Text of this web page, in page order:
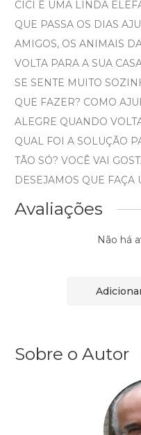
CICI É UMA LINDA
QUE PASSA OS DIAS
AMIGOS, OS ANIMAIS
VOLTA PARA A SUA
SE SENTE MUITO
QUE FAZER? COMO
ALEGRE QUANDO
QUAL FOI A SOLUÇÃO
TÃO SÓ? VOCÊ VAI
DESEJAMOS QUE FAÇA
Avaliações
Não há
Sobre o Autor